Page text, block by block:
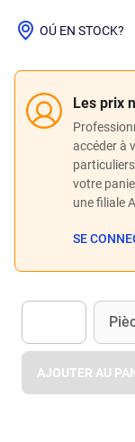
Les prix
accéder à
votre
une filiale
SE
OÚ EN STOCK?
Unité
AJOUTER AU